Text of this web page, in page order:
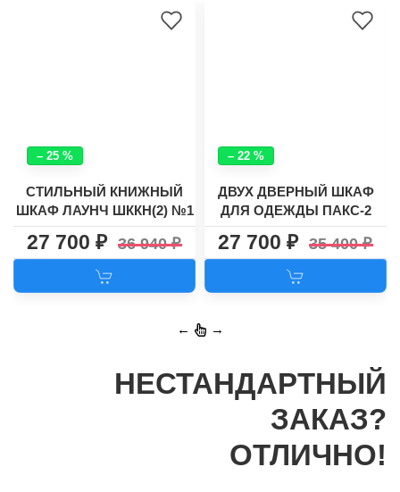
– 25 %
СТИЛЬНЫЙ КНИЖНЫЙ
ШКАФ ЛАУНЧ ШККН(2) №1
27 700 36 940
– 22 %
ДВУХ ДВЕРНЫЙ ШКАФ
ДЛЯ ОДЕЖДЫ ПАКС-2
27 700 35 400
← →
НЕСТАНДАРТНЫЙ
ЗАКАЗ?
ОТЛИЧНО!